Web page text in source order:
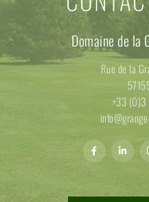
Domaine de la
Rue de la
+33 (0)3